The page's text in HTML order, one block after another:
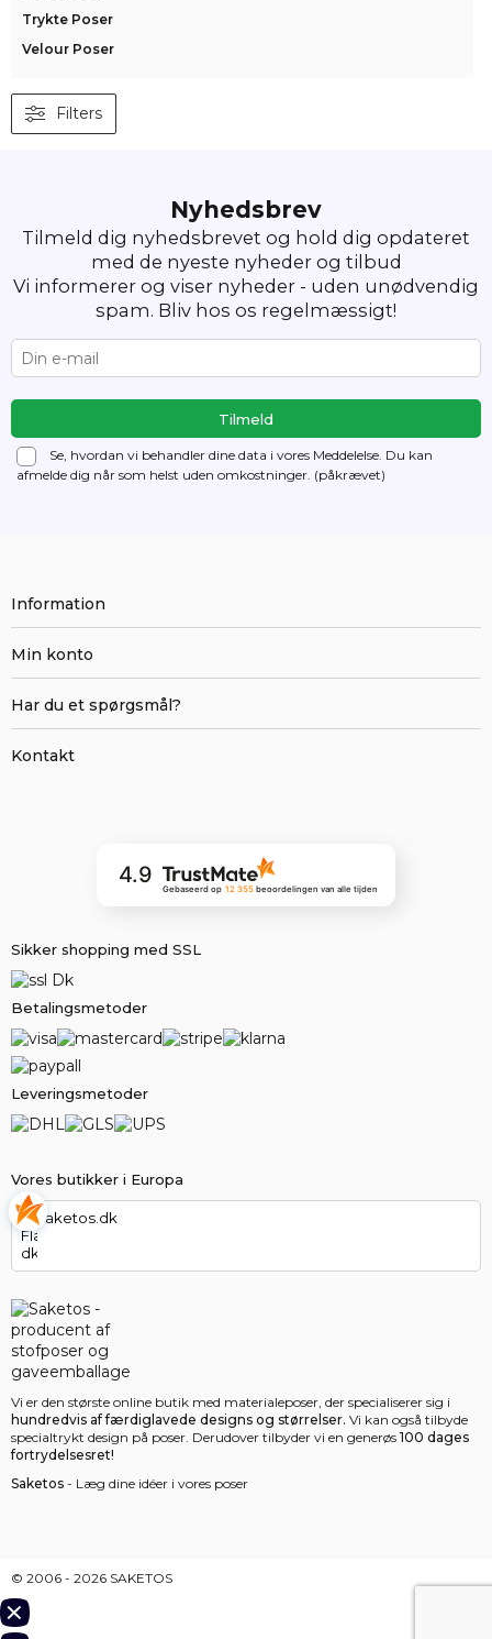
Trykte Poser
Velour Poser
Filters
Nyhedsbrev
Tilmeld dig nyhedsbrevet og hold dig opdateret
med de nyeste nyheder og tilbud
Vi informerer og viser nyheder - uden unødvendig
spam. Bliv hos os regelmæssigt!
Se, hvordan vi behandler dine data i vores Meddelelse. Du kan
afmelde dig når som helst uden omkostninger. (påkrævet)
Vi er den største online butik med materialeposer, der specialiserer sig i
hundredvis af færdiglavede designs og størrelser. Vi kan også tilbyde
specialtrykt design på poser. Derudover tilbyder vi en generøs 100 dages
fortrydelsesret!
Saketos - Læg dine idéer i vores poser
Vores butikker i Europa
saketos.dk
Information
Min konto
Har du et spørgsmål?
Kontakt
4.9
Gebaseerd op 12 355 beoordelingenvan alle tijden
Sikker shopping med SSL
Betalingsmetoder
Leveringsmetoder
© 2006 - 2026 SAKETOS